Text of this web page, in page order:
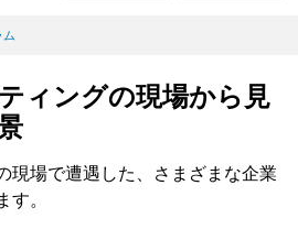
ム
ィングの現場から見
現場で遭遇した、さまざまな企業
す。